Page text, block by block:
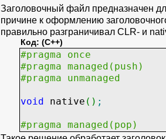
Заголовочный файл предназначен
причине к оформлению
правильно разграничивал CLR- и
Код: (C++)
#pragma once
#pragma managed(push)
#pragma unmanaged
void native ( ) ;
#pragma managed(pop)